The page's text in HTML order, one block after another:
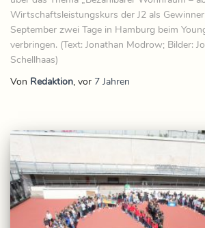
Wirtschaftsleistungskurs der J2 als
September zwei Tage in Hamburg beim
verbringen. (Text: Jonathan Modrow; Bilder:
Schellhaas)
Von Redaktion, vor 7 Jahren